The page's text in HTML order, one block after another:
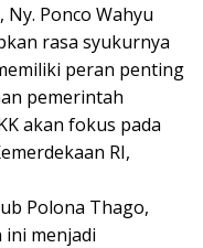
Ponco Wahyu
rasa syukurnya
peran penting
pemerintah
akan fokus pada
RI,
Polona Thago,
menjadi